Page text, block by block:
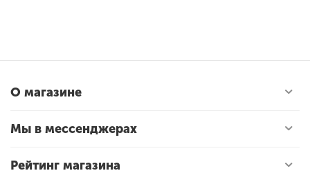
О магазине
Мы в мессенджерах
Рейтинг магазина